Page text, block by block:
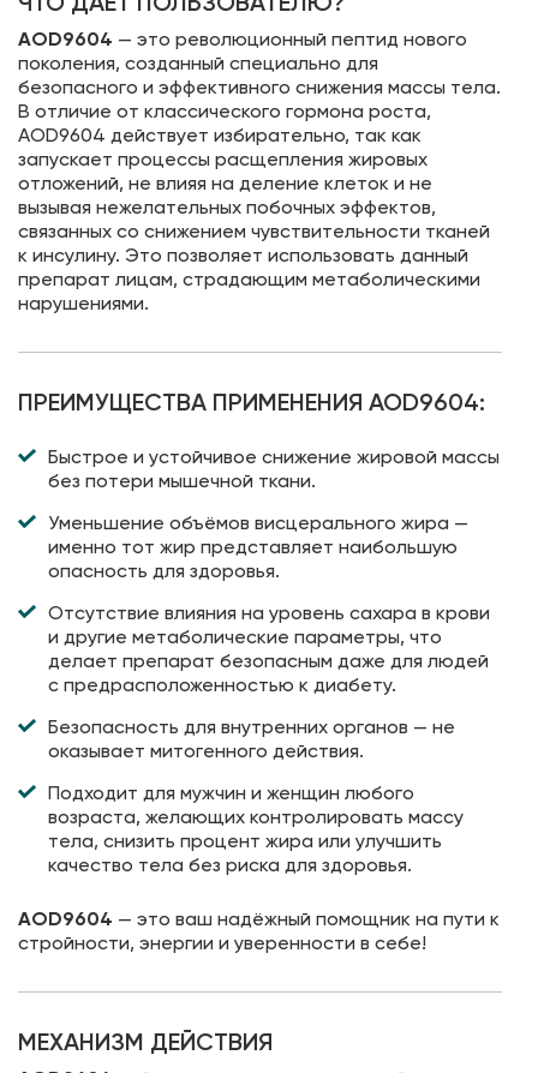
AOD9604 — это революционный пептид нового
поколения, созданный специально для
безопасного и эффективного снижения массы тела.
В отличие от классического гормона роста,
AOD9604 действует избирательно, так как
запускает процессы расщепления жировых
отложений, не влияя на деление клеток и не
вызывая нежелательных побочных эффектов,
связанных со снижением чувствительности тканей
к инсулину. Это позволяет использовать данный
препарат лицам, страдающим метаболическими
нарушениями.
ПРЕИМУЩЕСТВА ПРИМЕНЕНИЯ AOD9604:
Быстрое и устойчивое снижение жировой массы
без потери мышечной ткани.
Уменьшение объёмов висцерального жира —
именно тот жир представляет наибольшую
опасность для здоровья.
Отсутствие влияния на уровень сахара в крови
и другие метаболические параметры, что
делает препарат безопасным даже для людей
с предрасположенностью к диабету.
Безопасность для внутренних органов — не
оказывает митогенного действия.
Подходит для мужчин и женщин любого
возраста, желающих контролировать массу
тела, снизить процент жира или улучшить
качество тела без риска для здоровья.
AOD9604 — это ваш надёжный помощник на пути к
стройности, энергии и уверенности в себе!
МЕХАНИЗМ ДЕЙСТВИЯ